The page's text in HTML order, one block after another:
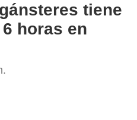
tiene
horas en